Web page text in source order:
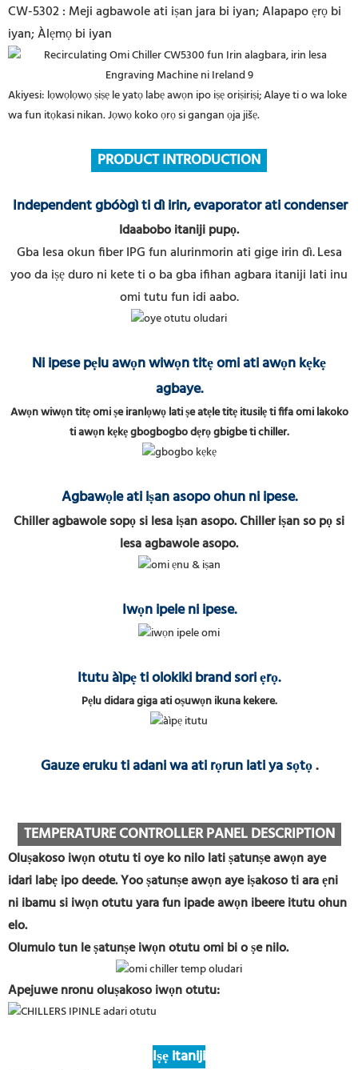
CW-5302 : Meji agbawole ati iṣan jara bi iyan; Alapapo ẹrọ bi
iyan; Àlẹmọ bi iyan
Akiyesi: lọwọlọwọ ṣiṣẹ le yatọ labẹ awọn ipo iṣẹ oriṣiriṣi; Alaye ti o wa loke
wa fun itọkasi nikan. Jọwọ koko ọrọ si gangan ọja jišẹ.
PRODUCT INTRODUCTION
Independent gbóògì ti dì irin, evaporator ati condenser
Idaabobo itaniji pupọ.
Gba lesa okun fiber IPG fun alurinmorin ati gige irin dì.Lesa
yoo da iṣẹ duro ni kete ti o ba gba ifihan agbara itaniji lati inu
omi tutu fun idi aabo.
Ni ipese pẹlu awọn wiwọn titẹ omi ati awọn kẹkẹ
agbaye.
Awọn wiwọn titẹ omi ṣe iranlọwọ lati ṣe atẹle titẹ itusilẹ ti fifa omi lakoko
ti awọn kẹkẹ gbogbogbo dẹrọ gbigbe ti chiller.
Agbawọle ati iṣan asopo ohun ni ipese.
Chiller agbawole sopọ si lesa iṣan asopo. Chiller iṣan so pọ si
lesa agbawole asopo.
Iwọn ipele ni ipese.
Itutu àìpẹ ti olokiki brand sori ẹrọ.
Pẹlu didara giga ati oṣuwọn ikuna kekere.
Gauze eruku ti adani wa ati rọrun lati ya sọtọ.
TEMPERATURE CONTROLLER PANEL DESCRIPTION
Oluṣakoso iwọn otutu ti oye ko nilo lati ṣatunṣe awọn aye
idari labẹ ipo deede. Yoo ṣatunṣe awọn aye iṣakoso ti ara ẹni
ni ibamu si iwọn otutu yara fun ipade awọn ibeere itutu ohun
elo.
Olumulo tun le ṣatunṣe iwọn otutu omi bi o ṣe nilo.
Apejuwe nronu oluṣakoso iwọn otutu:
Iṣẹ itaniji